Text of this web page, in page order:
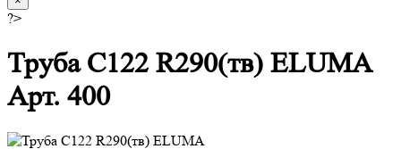
?>
Труба C122 R290(тв) ELUMA
Арт. 400